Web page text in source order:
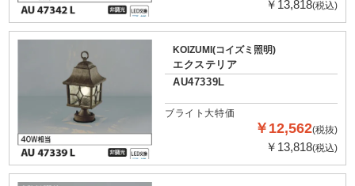
￥13,818(税込)
KOIZUMI(コイズミ照明)
エクステリア
AU47339L
ブライト大特価
￥12,562(税抜)
￥13,818(税込)